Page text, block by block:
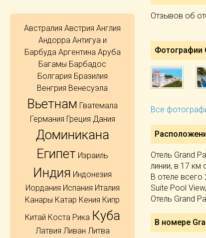
Отзывов об
Фотографии
Все
Отель Grand
линии, в 17 км
В отеле всего
Suite Pool
Отель Grand
В номере
Австралия Австрия Англия
Андорра Антигуа и
Барбуда Аргентина Аруба
Багамы Барбадос
Болгария Бразилия
Венгрия Венесуэла
Вьетнам Гватемала
Германия Греция Дания
Доминикана
Египет Израиль
Индия Индонезия
Иордания Испания Италия
Канары Катар Кения Кипр
Китай Коста Рика Куба
Латвия Ливан Литва